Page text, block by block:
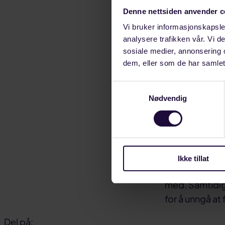
Denne nettsiden anvender
Vi bruker
analysere trafikken vår. Vi
sosiale medier,
dem, eller som de har
Nødvendig
Ikke tillat
De viste til at
kreftrisiko. -
ønsker mer
forebygging,
industrien.
samarbeide
å komme i
med.
for å unngå at
Del på: